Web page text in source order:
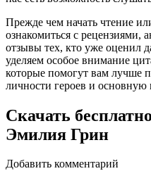
Прежде чем начать чтение
ознакомиться с рецензиями,
отзывы тех, кто уже оценил
уделяем особое внимание
которые помогут вам лучше
личности героев и
Скачать
Эмилия Грин
Добавить комментарий